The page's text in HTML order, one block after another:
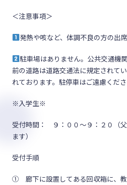
＜注意事項＞
発熱や咳など、体調不良の方の出
駐車場はありません。公共交通機
前の道路は道路交通法に規定されて
れております。駐停車はご遠慮くださ
※入学生※
受付時間： ９：００～９：２０（
ます）
受付手順
① 廊下に設置してある回収箱に、教